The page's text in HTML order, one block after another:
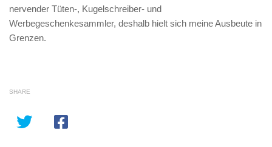
nervender Tüten-, Kugelschreiber- und
Werbegeschenkesammler, deshalb hielt sich meine Ausbeute in
Grenzen.
SHARE